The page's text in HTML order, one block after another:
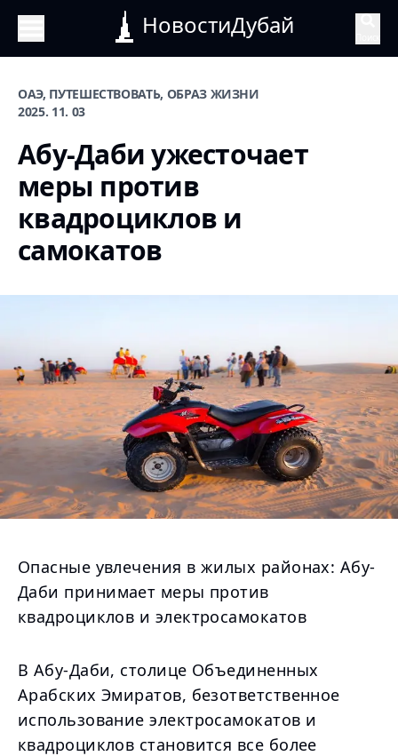
НовостиДубай
ОАЭ, ПУТЕШЕСТВОВАТЬ, ОБРАЗ ЖИЗНИ
2025. 11. 03
Абу-Даби ужесточает
меры против
квадроциклов и
самокатов
Опасные увлечения в жилых районах: Абу-
Даби принимает меры против
квадроциклов и электросамокатов
В Абу-Даби, столице Объединенных
Арабских Эмиратов, безответственное
использование электросамокатов и
квадроциклов становится все более